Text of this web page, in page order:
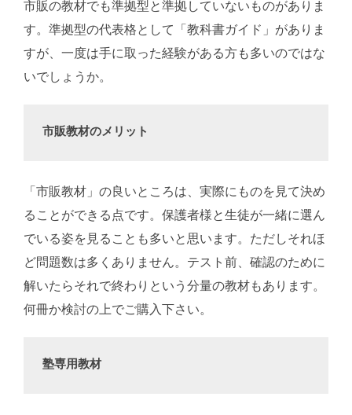
市販の教材でも準拠型と準拠していないものがありま
す。準拠型の代表格として「教科書ガイド」がありま
すが、一度は手に取った経験がある方も多いのではな
いでしょうか。
市販教材のメリット
「市販教材」の良いところは、実際にものを見て決め
ることができる点です。保護者様と生徒が一緒に選ん
でいる姿を見ることも多いと思います。ただしそれほ
ど問題数は多くありません。テスト前、確認のために
解いたらそれで終わりという分量の教材もあります。
何冊か検討の上でご購入下さい。
塾専用教材